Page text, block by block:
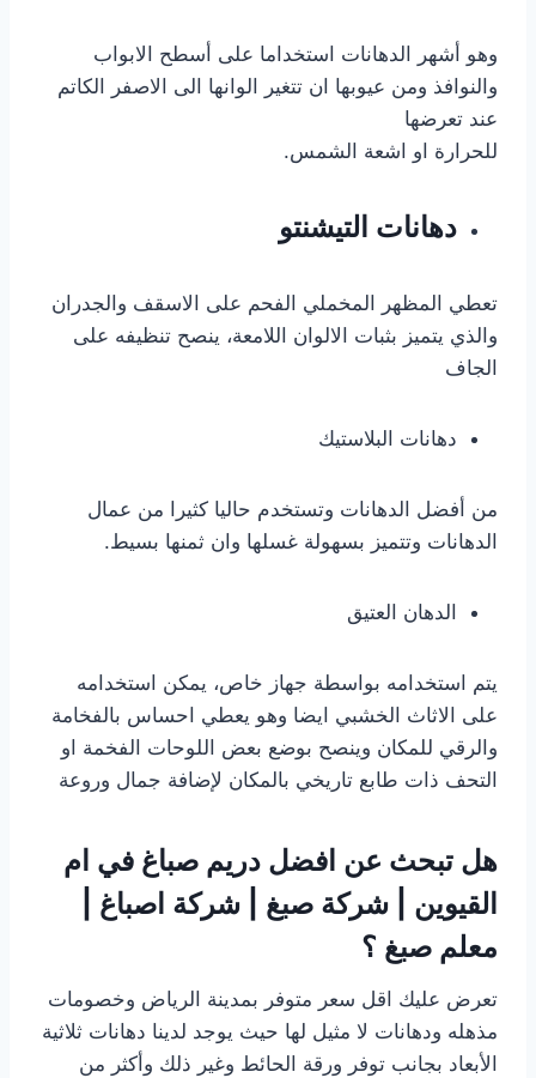
وهو أشهر الدهانات استخداما على أسطح الابواب
والنوافذ ومن عيوبها ان تتغير الوانها الى الاصفر الكاتم
عند تعرضها
للحرارة او اشعة الشمس.
دهانات التيشنتو
تعطي المظهر المخملي الفحم على الاسقف والجدران
والذي يتميز بثبات الالوان اللامعة، ينصح تنظيفه على
الجاف
دهانات البلاستيك
من أفضل الدهانات وتستخدم حاليا كثيرا من عمال
الدهانات وتتميز بسهولة غسلها وان ثمنها بسيط.
الدهان العتيق
يتم استخدامه بواسطة جهاز خاص، يمكن استخدامه
على الاثاث الخشبي ايضا وهو يعطي احساس بالفخامة
والرقي للمكان وينصح بوضع بعض اللوحات الفخمة او
التحف ذات طابع تاريخي بالمكان لإضافة جمال وروعة
هل تبحث عن افضل دريم صباغ في ام
القيوين | شركة صبغ | شركة اصباغ |
معلم صبغ ؟
تعرض عليك اقل سعر متوفر بمدينة الرياض وخصومات
مذهله ودهانات لا مثيل لها حيث يوجد لدينا دهانات ثلاثية
الأبعاد بجانب توفر ورقة الحائط وغير ذلك وأكثر من